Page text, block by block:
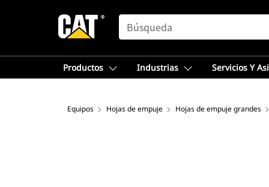
SEARCH
Productos Industrias Servicios Y
Equipos Hojas de empuje Hojas de empuje grandes